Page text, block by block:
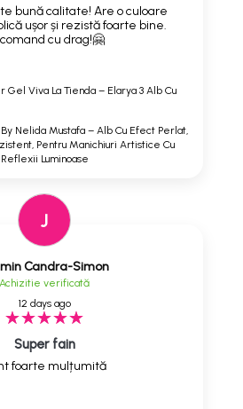
bună calitate! Are o culoare
ușor și rezistă foarte bine.
cu drag!🤗
Gel Viva La Tienda – Elarya 3 Alb Cu
Nelida Mustafa – Alb Cu Efect Perlat,
Pentru Manichiuri Artistice Cu
Reflexii Luminoase
J
Candra-Simon
Achizitie verificată
12 days ago
Super fain
foarte mulțumită